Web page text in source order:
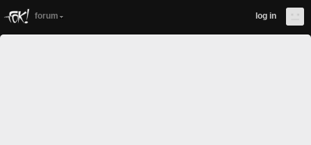
forum log in